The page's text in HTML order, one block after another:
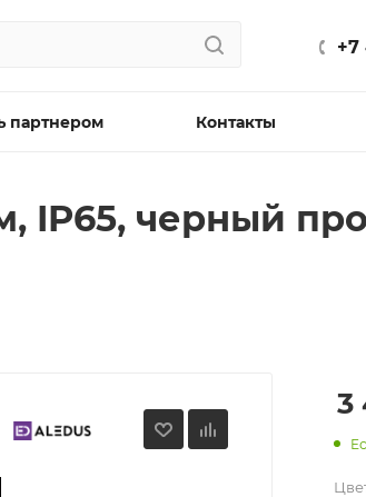
+7
партнером Контакты
IP65, черный
3